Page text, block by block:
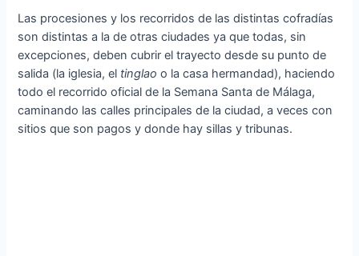
Las procesiones y los recorridos de las distintas cofradías
son distintas a la de otras ciudades ya que todas, sin
excepciones, deben cubrir el trayecto desde su punto de
salida (la iglesia, el tinglao o la casa hermandad), haciendo
todo el recorrido oficial de la Semana Santa de Málaga,
caminando las calles principales de la ciudad, a veces con
sitios que son pagos y donde hay sillas y tribunas.